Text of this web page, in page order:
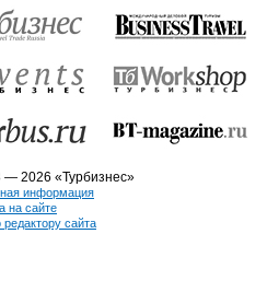
— 2026 «Турбизнес»
информация
на сайте
сайта